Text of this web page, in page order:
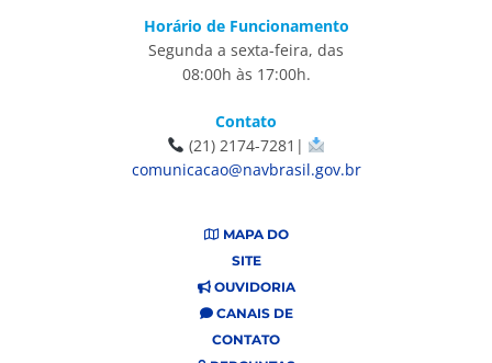
Horário de Funcionamento
Segunda a sexta-feira, das
08:00h às 17:00h.
Contato
(21) 2174-7281|
comunicacao@navbrasil.gov.br
MAPA DO
SITE
OUVIDORIA
CANAIS DE
CONTATO